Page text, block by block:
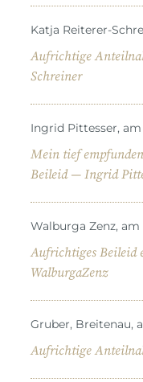
Katja Reiterer-
Aufrichtige
Schreiner
Ingrid Pittesser, am
Mein tief
Beileid — Ingrid
Walburga Zenz, am
Aufrichtiges Beileid
WalburgaZenz
Gruber, Breitenau,
Aufrichtige